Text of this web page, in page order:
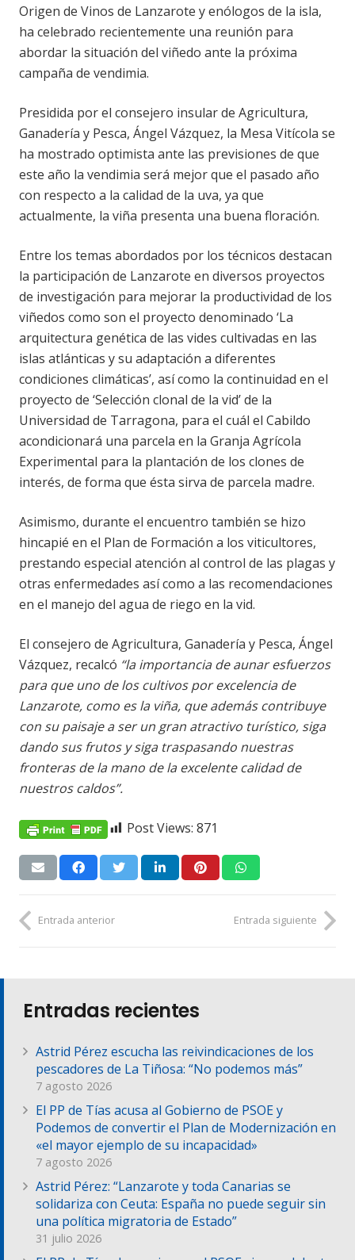
Origen de Vinos de Lanzarote y enólogos de la isla,
ha celebrado recientemente una reunión para
abordar la situación del viñedo ante la próxima
campaña de vendimia.
Presidida por el consejero insular de Agricultura,
Ganadería y Pesca, Ángel Vázquez, la Mesa Vitícola se
ha mostrado optimista ante las previsiones de que
este año la vendimia será mejor que el pasado año
con respecto a la calidad de la uva, ya que
actualmente, la viña presenta una buena floración.
Entre los temas abordados por los técnicos destacan
la participación de Lanzarote en diversos proyectos
de investigación para mejorar la productividad de los
viñedos como son el proyecto denominado ‘La
arquitectura genética de las vides cultivadas en las
islas atlánticas y su adaptación a diferentes
condiciones climáticas’, así como la continuidad en el
proyecto de ‘Selección clonal de la vid’ de la
Universidad de Tarragona, para el cuál el Cabildo
acondicionará una parcela en la Granja Agrícola
Experimental para la plantación de los clones de
interés, de forma que ésta sirva de parcela madre.
Asimismo, durante el encuentro también se hizo
hincapié en el Plan de Formación a los viticultores,
prestando especial atención al control de las plagas y
otras enfermedades así como a las recomendaciones
en el manejo del agua de riego en la vid.
El consejero de Agricultura, Ganadería y Pesca, Ángel
Vázquez, recalcó “la importancia de aunar esfuerzos
para que uno de los cultivos por excelencia de
Lanzarote, como es la viña, que además contribuye
con su paisaje a ser un gran atractivo turístico, siga
dando sus frutos y siga traspasando nuestras
fronteras de la mano de la excelente calidad de
nuestros caldos”.
Post Views: 871
Entrada anterior Entrada siguiente
Entradas recientes
Astrid Pérez escucha las reivindicaciones de los
pescadores de La Tiñosa: “No podemos más”
7 agosto 2026
El PP de Tías acusa al Gobierno de PSOE y
Podemos de convertir el Plan de Modernización en
«el mayor ejemplo de su incapacidad»
7 agosto 2026
Astrid Pérez: “Lanzarote y toda Canarias se
solidariza con Ceuta: España no puede seguir sin
una política migratoria de Estado”
31 julio 2026